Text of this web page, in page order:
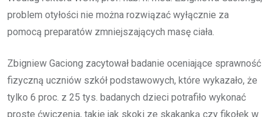
problem otyłości nie można rozwiązać wyłącznie za
pomocą preparatów zmniejszających masę ciała.
Zbigniew Gaciong zacytował badanie oceniające sprawność
fizyczną uczniów szkół podstawowych, które wykazało, że
tylko 6 proc. z 25 tys. badanych dzieci potrafiło wykonać
proste ćwiczenia, takie jak skoki ze skakanką czy fikołek w